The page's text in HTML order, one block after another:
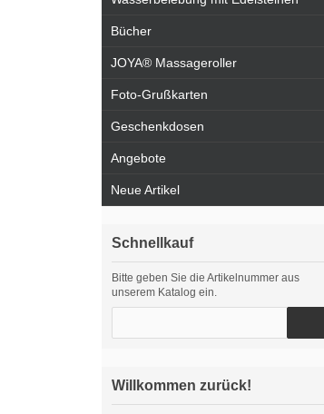
Bücher
JOYA® Massageroller
Foto-Grußkarten
Geschenkdosen
Angebote
Neue Artikel
Schnellkauf
Bitte geben Sie die Artikelnummer aus
unserem Katalog ein.
Willkommen zurück!